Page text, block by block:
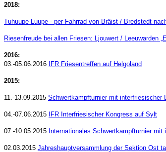
2018:
Tuhuupe Luupe - per Fahrrad von Bräist / Bredstedt
Riesenfreude bei allen Friesen: Ljouwert / Leeuwarden
2016:
03.-05.06.2016 IFR Friesentreffen auf Helgoland
2015:
11.-13.09.2015 Schwertkampfturnier mit interfriesischer
04.-07.06.2015 IFR Interfriesischer Kongress auf Sylt
07.-10.05.2015 Internationales Schwertkampfturnier
02.03.2015 Jahreshauptversammlung der Sektion Ost